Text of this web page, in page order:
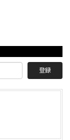
登録